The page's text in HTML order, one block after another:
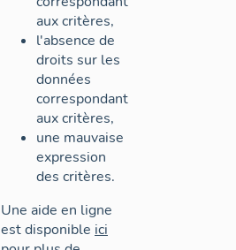
aux critères,
l'absence de
droits sur les
données
correspondant
aux critères,
une mauvaise
expression
des critères.
Une aide en ligne
est disponible ici